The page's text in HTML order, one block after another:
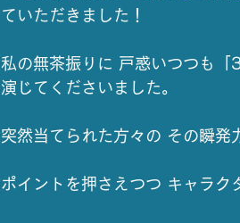
ていただきました！
私の無茶振りに 戸惑いつつも
演じてくださいました。
突然当てられた方々の その瞬発
ポイントを押さえつつ キャラク